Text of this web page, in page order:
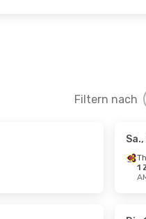
Filtern nach
- Do.,
2 Zwischenstopps
1